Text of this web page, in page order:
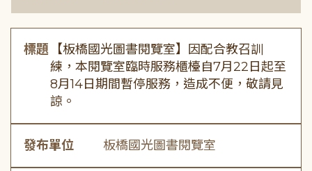
標題
【板橋國光圖書閱覽室】因配合教召訓
練，本閱覽室臨時服務櫃檯自7月22日起至
8月14日期間暫停服務，造成不便，敬請見
諒。
發布單位 板橋國光圖書閱覽室